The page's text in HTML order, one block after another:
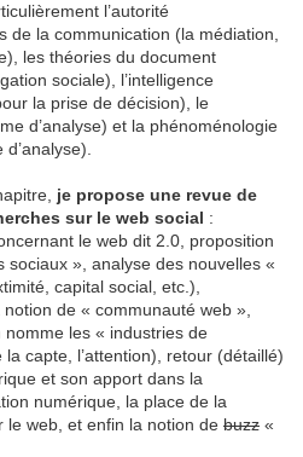
l’autorité
de la communication (la médiation,
les théories du document
sociale), l’intelligence
la prise de décision), le
d’analyse) et la phénoménologie
je propose une revue de
sur le web social :
le web dit 2.0, proposition
sociaux », analyse des nouvelles «
capital social, etc.),
de « communauté web »,
nomme les « industries de
capte, l’attention), retour (détaillé)
et son apport dans la
numérique, la place de la
le web, et enfin la notion de buzz «